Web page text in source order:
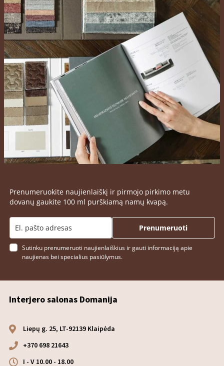
Prenumeruokite naujienlaiškį ir pirmojo pirkimo metu
dovanų gaukite 100 ml purškiamą namų kvapą.
Sutinku prenumeruoti naujienlaiškius ir gauti informaciją apie
naujienas bei specialius pasiūlymus.
Prenumeruoti
Interjero salonas Domanija
Liepų g. 25, LT-92139 Klaipėda
+370 698 21643
I - V 10.00 - 18.00